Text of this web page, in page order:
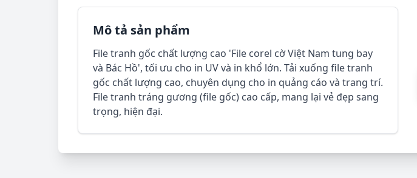
Mô tả sản phẩm
File tranh gốc chất lượng cao 'File corel cờ Việt Nam tung bay
và Bác Hồ', tối ưu cho in UV và in khổ lớn. Tải xuống file tranh
gốc chất lượng cao, chuyên dụng cho in quảng cáo và trang trí.
File tranh tráng gương (file gốc) cao cấp, mang lại vẻ đẹp sang
trọng, hiện đại.